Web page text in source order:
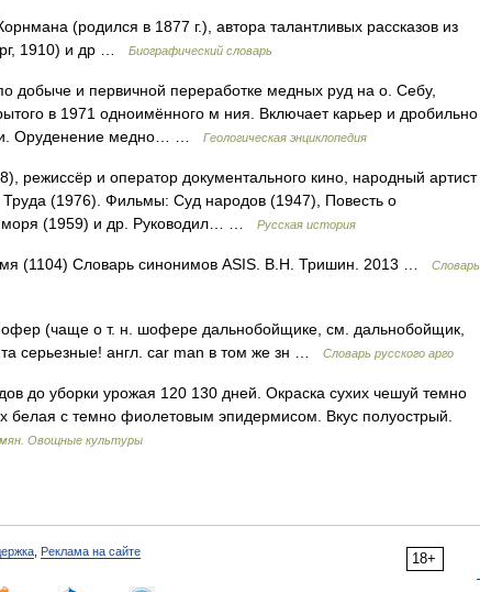
(родился в 1877 г.), автора талантливых рассказов из
1910) и др …
Биографический словарь
и первичной переработке медных руд на о. Себу,
в 1971 одноимённого м ния. Включает карьер и дробильно
Оруденение медно… …
Геологическая энциклопедия
режиссёр и оператор документального кино, народный артист
(1976). Фильмы: Суд народов (1947), Повесть о
моря (1959) и др. Руководил… …
Русская история
(1104) Словарь синонимов ASIS. В.Н. Тришин. 2013 …
Словарь
(чаще о т. н. шофере дальнобойщике, см. дальнобойщик,
серьезные! англ. car man в том же зн …
Словарь русского арго
до уборки урожая 120 130 дней. Окраска сухих чешуй темно
белая с темно фиолетовым эпидермисом. Вкус полуострый.
Овощные культуры
18+
Реклама на сайте